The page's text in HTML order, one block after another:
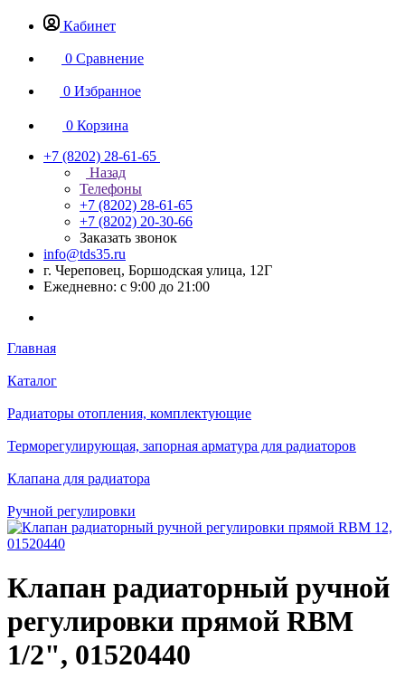
Кабинет
0 Сравнение
0 Избранное
0 Корзина
+7 (8202) 28‑61-65
Назад
Телефоны
+7 (8202) 28‑61-65
+7 (8202) 20‑30-66
Заказать звонок
info@tds35.ru
г. Череповец, Боршодская улица, 12Г
Ежедневно: с 9:00 до 21:00
Главная
Каталог
Радиаторы отопления, комплектующие
Терморегулирующая, запорная арматура для радиаторов
Клапана для радиатора
Ручной регулировки
Клапан радиаторный ручной
регулировки прямой RBM
1/2", 01520440